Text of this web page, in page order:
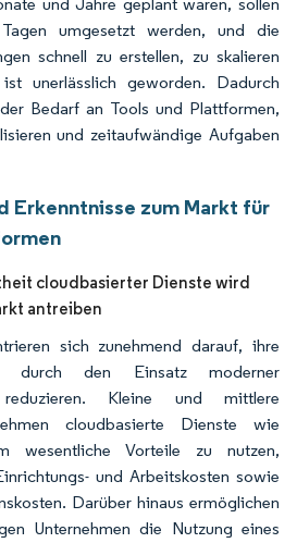
umgesetzt werden, und die
schnell zu erstellen, zu skalieren
unerlässlich geworden. Dadurch
Bedarf an Tools und Plattformen,
und zeitaufwändige Aufgaben
Erkenntnisse zum Markt für
cloudbasierter Dienste wird
antreiben
sich zunehmend darauf, ihre
durch den Einsatz moderner
Kleine und mittlere
cloudbasierte Dienste wie
wesentliche Vorteile zu nutzen,
und Arbeitskosten sowie
Darüber hinaus ermöglichen
Unternehmen die Nutzung eines